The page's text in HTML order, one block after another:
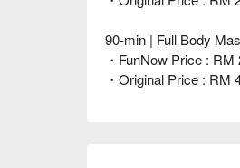
90-min | Full Body
・FunNow Price : RM
・Original Price : RM